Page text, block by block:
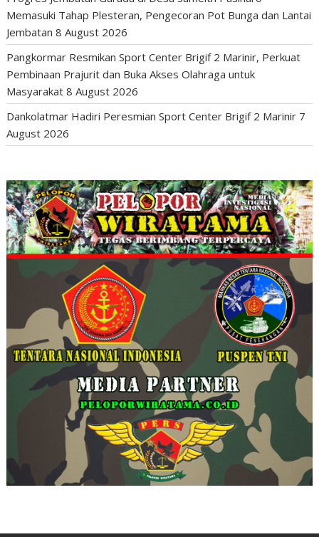
Memasuki Tahap Plesteran, Pengecoran Pot Bunga dan Lantai
Jembatan 8 August 2026
Pangkormar Resmikan Sport Center Brigif 2 Marinir, Perkuat
Pembinaan Prajurit dan Buka Akses Olahraga untuk
Masyarakat 8 August 2026
Dankolatmar Hadiri Peresmian Sport Center Brigif 2 Marinir 7
August 2026